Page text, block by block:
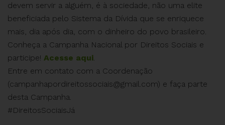
devem servir a alguém, é à sociedade, não uma elite
beneficiada pelo Sistema da Dívida que se enriquece
mais, dia após dia, com o dinheiro do povo brasileiro.
Conheça a Campanha Nacional por Direitos Sociais e
participe! Acesse aqui.
Entre em contato com a Coordenação
(campanhapordireitossociais@gmail.com) e faça parte
desta Campanha.
#DireitosSociaisJá